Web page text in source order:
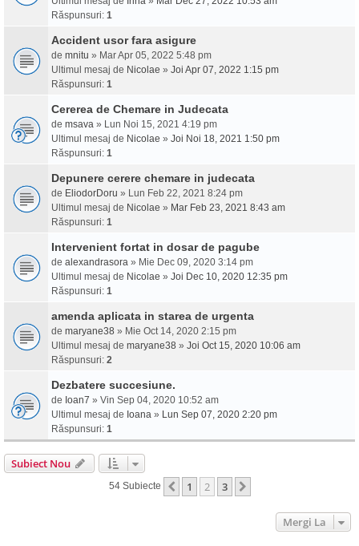
Răspunsuri: 1
Accident usor fara asigure
de mnitu » Mar Apr 05, 2022 5:48 pm
Ultimul mesaj de Nicolae » Joi Apr 07, 2022 1:15 pm
Răspunsuri: 1
Cererea de Chemare in Judecata
de msava » Lun Noi 15, 2021 4:19 pm
Ultimul mesaj de Nicolae » Joi Noi 18, 2021 1:50 pm
Răspunsuri: 1
Depunere cerere chemare in judecata
de EliodorDoru » Lun Feb 22, 2021 8:24 pm
Ultimul mesaj de Nicolae » Mar Feb 23, 2021 8:43 am
Răspunsuri: 1
Intervenient fortat in dosar de pagube
de alexandrasora » Mie Dec 09, 2020 3:14 pm
Ultimul mesaj de Nicolae » Joi Dec 10, 2020 12:35 pm
Răspunsuri: 1
amenda aplicata in starea de urgenta
de maryane38 » Mie Oct 14, 2020 2:15 pm
Ultimul mesaj de maryane38 » Joi Oct 15, 2020 10:06 am
Răspunsuri: 2
Dezbatere succesiune.
de Ioan7 » Vin Sep 04, 2020 10:52 am
Ultimul mesaj de Ioana » Lun Sep 07, 2020 2:20 pm
Răspunsuri: 1
Subiect Nou
54 Subiecte Anterior
1 2 3
Mergi La